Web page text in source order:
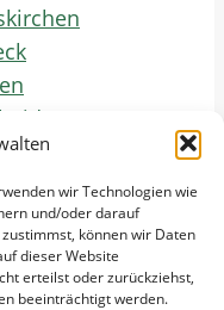
wir Technologien wie
und/oder darauf
können wir Daten
dieser Website
erteilst oder zurückziehst,
beeinträchtigt werden.